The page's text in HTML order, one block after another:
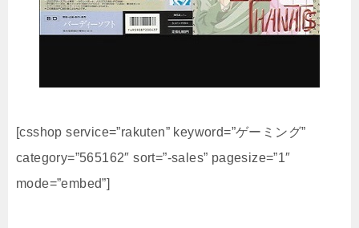
[csshop service=”rakuten” keyword=”ゲーミング”
category=”565162″ sort=”-sales” pagesize=”1″
mode=”embed”]